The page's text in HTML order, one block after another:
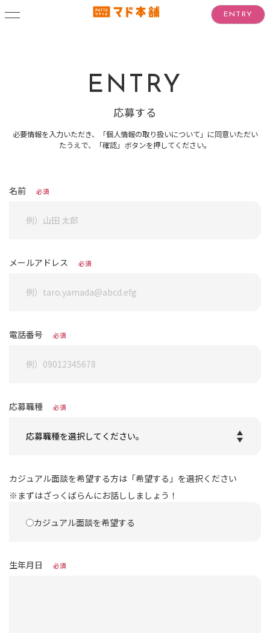
ENTRY
ENTRY
応募する
必要情報を入力いただき、「個人情報の取り扱いについて」に同意いただい
たうえで、「確認」ボタンを押してください。
名前 必須
メールアドレス 必須
電話番号 必須
応募職種 必須
カジュアル面談を希望する方は「希望する」を選択ください
※まずはざっくばらんにお話ししましょう！
カジュアル面談を希望する
生年月日 必須